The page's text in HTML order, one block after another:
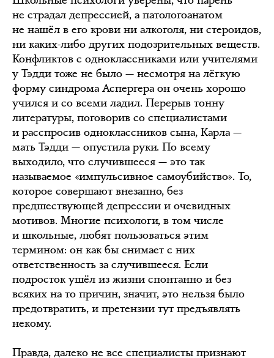
не страдал депрессией, а патологоанатом
не нашёл в его крови ни алкоголя, ни стероидов,
ни каких-либо других подозрительных веществ.
Конфликтов с одноклассниками или учителями
у Тэдди тоже не было — несмотря на лёгкую
форму синдрома Аспергера он очень хорошо
учился и со всеми ладил. Перерыв тонну
литературы, поговорив со специалистами
и расспросив одноклассников сына, Карла —
мать Тэдди — опустила руки. По всему
выходило, что случившееся — это так
называемое «импульсивное самоубийство». То,
которое совершают внезапно, без
предшествующей депрессии и очевидных
мотивов. Многие психологи, в том числе
и школьные, любят пользоваться этим
термином: он как бы снимает с них
ответственность за случившееся. Если
подросток ушёл из жизни спонтанно и без
всяких на то причин, значит, это нельзя было
предотвратить, и претензии тут предъявлять
некому.
Правда, далеко не все специалисты признают